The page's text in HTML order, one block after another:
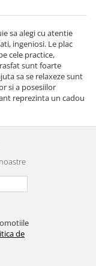
sa alegi cu atentie
ingeniosi. Le plac
cele practice,
sunt foarte
sa se relaxeze sunt
si a posesiilor
reprezinta un cadou
de